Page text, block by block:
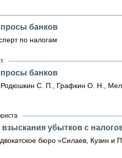
банков
по налогам
банков
С. П., Графкин О. Н.,
убытков с
бюро «Силаев, Кузин и